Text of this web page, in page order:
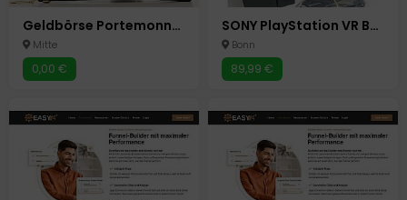
Geldbörse Portemonnaie verloren /gestohlen
Mitte
0,00 €
SONY PlayStation VR BRILLE + Processor Unit (CUH-ZVR1) - PS4 Virtual Reality
Bonn
89,99 €